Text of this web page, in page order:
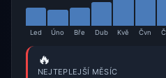
Led Úno Bře Dub Kvě Čvn
🔥
NEJTEPLEJŠÍ MĚSÍC